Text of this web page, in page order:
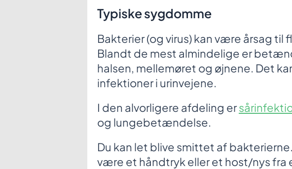
Typiske sygdomme
Bakterier (og virus) kan være årsag til
Blandt de mest almindelige er
halsen, mellemøret og øjnene. Det
infektioner i urinvejene.
I den alvorligere afdeling er
og lungebetændelse.
Du kan let blive smittet af
være et håndtryk eller et host/nys fra